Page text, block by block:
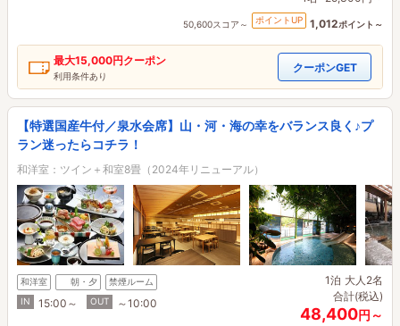
50,600スコア～ ポイントUP 1,012ポイント～
最大15,000円クーポン
利用条件あり
クーポンGET
【特選国産牛付／泉水会席】山・河・海の幸をバランス良く♪プ
ラン迷ったらコチラ！
和洋室：ツイン＋和室8畳（2024年リニューアル）
和洋室 朝・夕
禁煙ルーム
IN
15:00～ OUT ～10:00
1泊 大人2名
合計(税込)
48,400円～